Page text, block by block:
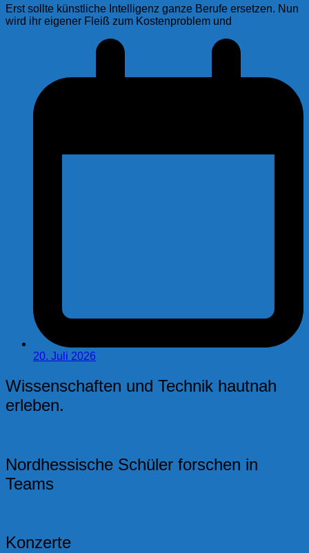
Erst sollte künstliche Intelligenz ganze Berufe ersetzen. Nun
wird ihr eigener Fleiß zum Kostenproblem und
20. Juli 2026
Wissenschaften und Technik hautnah
erleben.
Nordhessische Schüler forschen in
Teams
Konzerte